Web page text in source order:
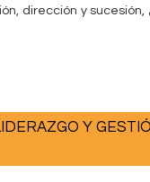
dirección y
Y